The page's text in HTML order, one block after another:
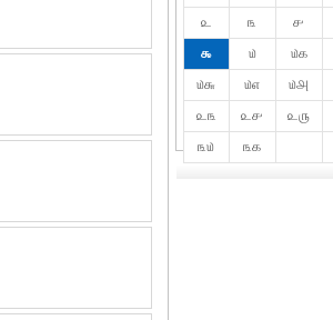
௨
௩ ௪
௯
௰ ௰௧
௰௬
௰௭ ௰௮
௨௩
௨௪ ௨௫
௩௰
௩௧